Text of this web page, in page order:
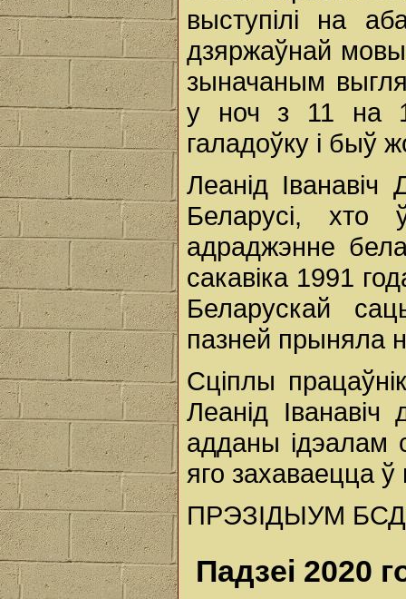
выступілі на
дзяржаўнай
зыначаным
у ноч з 11 на
галадоўку і быў
Леанід
Беларусі,
адраджэнне
сакавіка 1991
Беларускай
пазней прыняла
Сціплы
Леанід
адданы ідэалам
яго захаваецца
ПРЭЗІДЫУМ
Падзеі 2020